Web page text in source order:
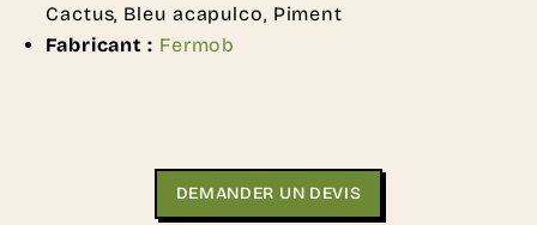
Cactus, Bleu acapulco, Piment
Fabricant : Fermob
DEMANDER UN DEVIS